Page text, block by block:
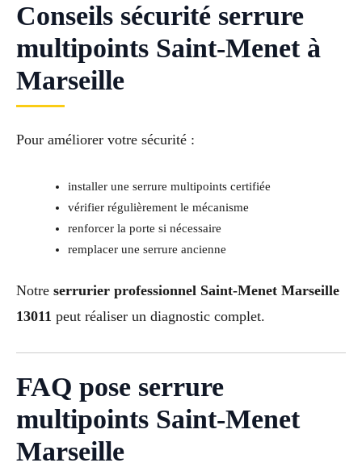
Conseils sécurité serrure
multipoints Saint-Menet à
Marseille
Pour améliorer votre sécurité :
installer une serrure multipoints certifiée
vérifier régulièrement le mécanisme
renforcer la porte si nécessaire
remplacer une serrure ancienne
Notre serrurier professionnel Saint-Menet Marseille
13011 peut réaliser un diagnostic complet.
FAQ pose serrure
multipoints Saint-Menet
Marseille